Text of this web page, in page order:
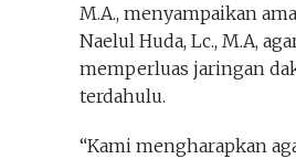
M.A., menyampaikan
Naelul Huda, Lc., M.A,
memperluas jaringan
terdahulu.
“Kami mengharapkan